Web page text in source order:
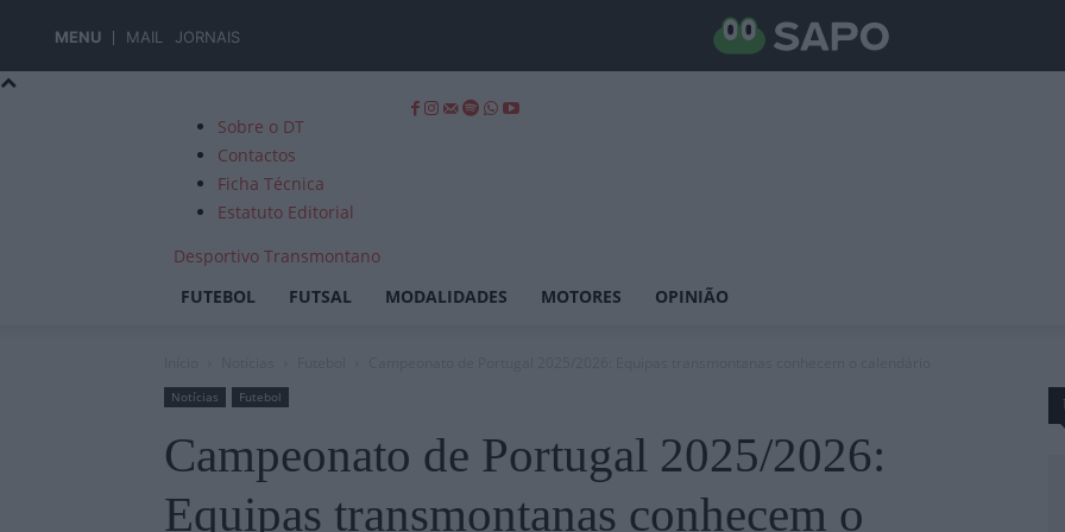
MENU MAIL JORNAIS
Sobre o DT
Contactos
Ficha Técnica
Estatuto Editorial
Desportivo Transmontano
FUTEBOL
FUTSAL MODALIDADES MOTORES OPINIÃO
Notícias Futebol
Campeonato de Portugal 2025/2026:
Equipas transmontanas conhecem o